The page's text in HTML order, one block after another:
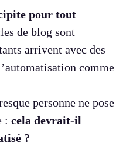
pour tout
de blog sont
arrivent avec des
comme
personne ne pose
: cela devrait-il
?